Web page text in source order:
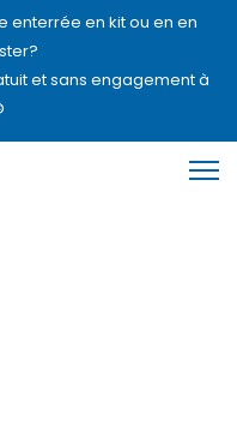
enterrée en kit ou en en
et sans engagement à